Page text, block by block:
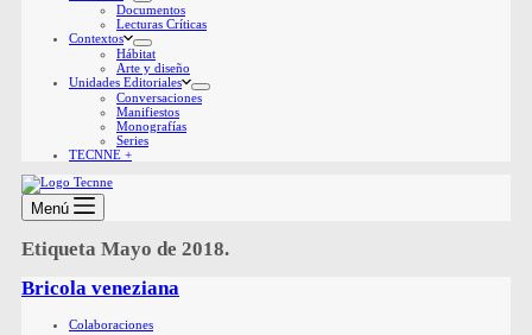
Documentos
Lecturas Críticas
Contextos
Hábitat
Arte y diseño
Unidades Editoriales
Conversaciones
Manifiestos
Monografías
Series
TECNNE +
Menú
Etiqueta Mayo de 2018.
Bricola veneziana
Colaboraciones